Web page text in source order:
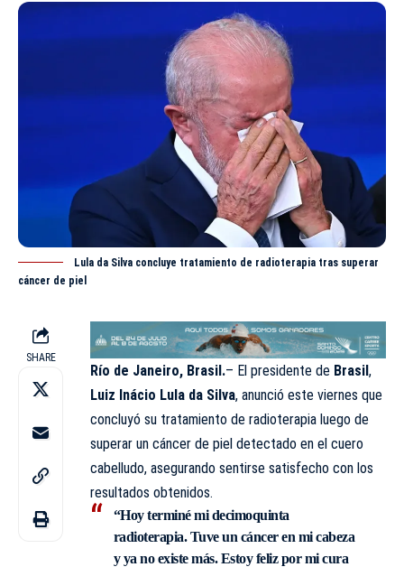
Lula da Silva concluye tratamiento de radioterapia tras superar
cáncer de piel
SHARE
Río de Janeiro, Brasil.– El presidente de Brasil,
Luiz Inácio Lula da Silva, anunció este viernes que
concluyó su tratamiento de radioterapia luego de
superar un cáncer de piel detectado en el cuero
cabelludo, asegurando sentirse satisfecho con los
resultados obtenidos.
“Hoy terminé mi decimoquinta
radioterapia. Tuve un cáncer en mi cabeza
y ya no existe más. Estoy feliz por mi cura